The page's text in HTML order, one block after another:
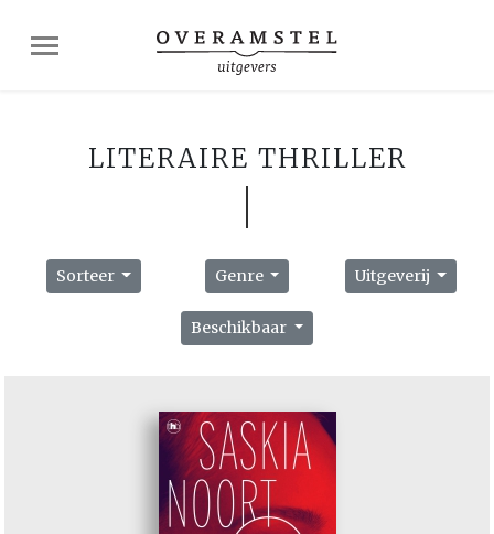
LITERAIRE THRILLER
Sorteer Genre Uitgeverij
Beschikbaar